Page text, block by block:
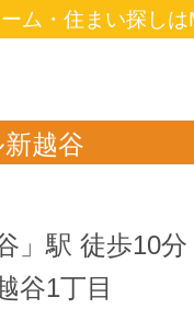
ム・住まい探し
越谷
」駅 徒歩10分
谷1丁目